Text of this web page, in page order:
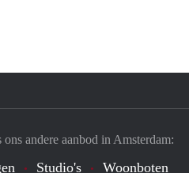
andere aanbod in Amsterdam:
Studio's Woonboten